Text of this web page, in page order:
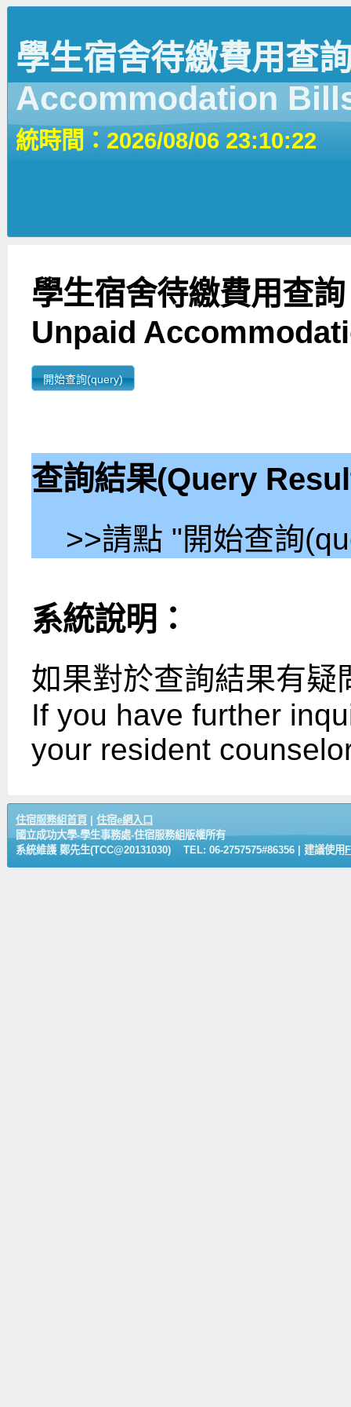
學生宿舍待繳費用查
Accommodation
統時間：2026/08/06 23:10:22
學生宿舍待繳費用查詢
Unpaid
開始查詢(query)
查詢結果(Query
>>請點 "開始查詢
系統說明：
如果對於查詢結果有疑
If you have further
your resident
住宿服務組首頁
住宿e網入口
國立成功大學-學生事務處-住宿服務組版權所有
系統維護 鄭先生(TCC@20131030) TEL: 06-2757575#86356 | 建議使用